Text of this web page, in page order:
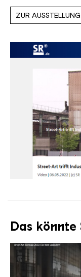
ZUR AUSSTELLUNG
Das könnte